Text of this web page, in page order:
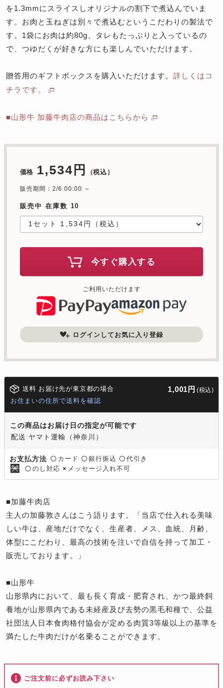
を1.3mmにスライスしオリジナルの割下で煮込んでいま
す。お肉と玉ねぎは別々で煮込むというこだわりの製法で
す。1袋にお肉は約80g、タレもたっぷりと入っているの
で、つゆだくが好きな方にも楽しんでいただけます。
贈答用のギフトボックスを購入いただけます。 詳しくはコ
チラです。
■山形牛 加藤牛肉店の商品はこちらから
価格 1,534円 （税込）
販売期間：2/6 00:00 ～
販売中 在庫数 10
今すぐ購入する
ご利用いただけます
ログインしてお気に入り登録
送料 お届け先が東京都の場合 1,001円 (税込)
お住まいの住所で送料を確認
この商品はお届け日の指定が可能です
配送 ヤマト運輸（神奈川）
お支払方法 〇 カード 〇 銀行振込 〇 代引き
〇 のし対応 × メッセージ入れ不可
■加藤牛肉店
主人の加藤敦さんはこう語ります。「当店で仕入れる美味
しい牛は、産地だけでなく、生産者、メス、血統、月齢、
体型にこだわり、最高の技術を注いで自信を持って加工・
販売しております。」
■山形牛
山形県内において、最も長く育成・肥育され、かつ最終飼
養地が山形県内である未経産及び去勢の黒毛和種で、公益
社団法人日本食肉格付協会が定める肉質3等級以上の基準を
満たした牛肉だけが名乗ることができます。
ご注文前に必ずお読み下さい